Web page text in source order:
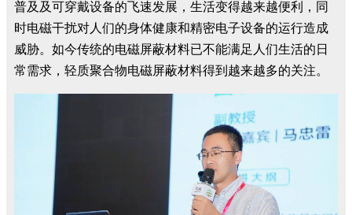
普及及可穿戴设备的飞速发展，生活变得越来越便利，同
时电磁干扰对人们的身体健康和精密电子设备的运行造成
威胁。如今传统的电磁屏蔽材料已不能满足人们生活的日
常需求，轻质聚合物电磁屏蔽材料得到越来越多的关注。